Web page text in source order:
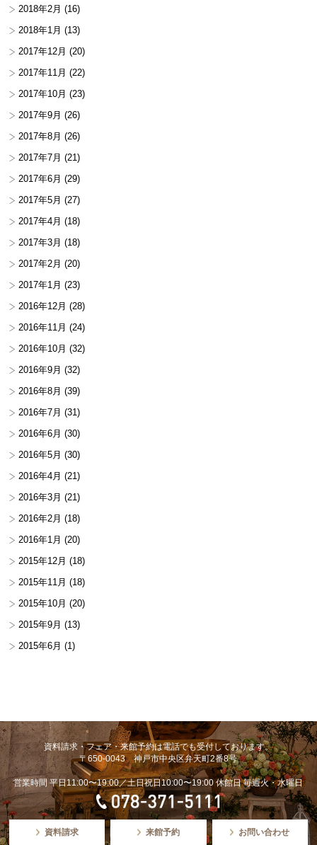
2018年2月 (16)
2018年1月 (13)
2017年12月 (20)
2017年11月 (22)
2017年10月 (23)
2017年9月 (26)
2017年8月 (26)
2017年7月 (21)
2017年6月 (29)
2017年5月 (27)
2017年4月 (18)
2017年3月 (18)
2017年2月 (20)
2017年1月 (23)
2016年12月 (28)
2016年11月 (24)
2016年10月 (32)
2016年9月 (32)
2016年8月 (39)
2016年7月 (31)
2016年6月 (30)
2016年5月 (30)
2016年4月 (21)
2016年3月 (21)
2016年2月 (18)
2016年1月 (20)
2015年12月 (18)
2015年11月 (18)
2015年10月 (20)
2015年9月 (13)
2015年6月 (1)
資料請求・フェア・来館予約は電話でも受付しております。
〒650-0043 神戸市中央区弁天町2番8号
営業時間 平日11:00〜19:00／土日祝日10:00〜19:00 休館日 毎週火・水曜日
資料請求 来館予約 お問い合わせ